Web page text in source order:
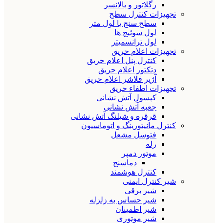
رگلاتور و بالانسر
تجهیزات کنترل سطح
سطح سنج یا لول متر
لول سوئیچ ها
لول ترانسمیتر
تجهیزات اعلام حریق
کنترل پنل اعلام حریق
دتکتور اعلام حریق
آژیر فلاشر اعلام حریق
تجهیزات اطفاء حریق
کپسول آتش نشانی
جعبه آتش نشانی
قرقره و شیلنگ آتش نشانی
کنترل مانیتورینگ و اتوماسیون
فتوسل مشعل
رله
موتور دمپر
دماسنج
کنترل هوشمند
شیر کنترل ایمنی
شیر برقی
شیر حساس به زلزله
شیر اطمینان
شیر موتوری